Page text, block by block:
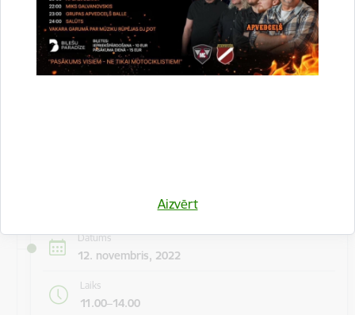
Aizvērt
Datums
12. novembris, 2022
Laiks
11.00–14.00